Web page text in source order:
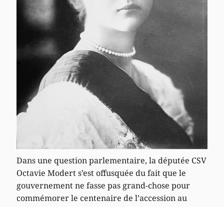
Dans une question parlementaire, la députée CSV
Octavie Modert s’est offusquée du fait que le
gouvernement ne fasse pas grand-chose pour
commémorer le centenaire de l’accession au